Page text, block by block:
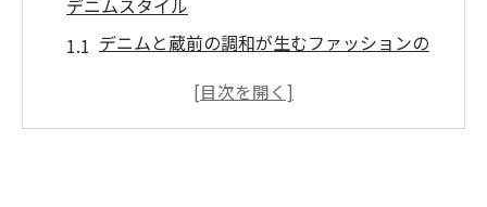
デニムと蔵前の調和が生むファッションの
大人デニムが街並みに溶け込む瞬間